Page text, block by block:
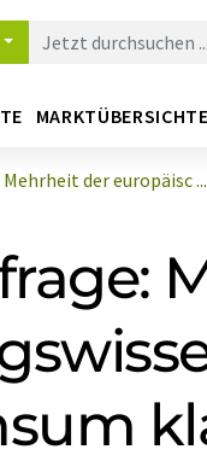
der europäisc ...